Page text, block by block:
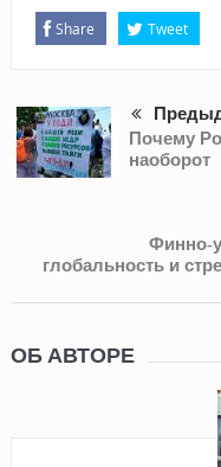
Share Tweet
Почему
наоборот
Финно-
глобальность и
ОБ АВТОРЕ